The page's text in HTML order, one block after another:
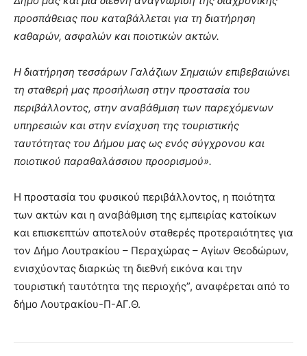
προσπάθειας που καταβάλλεται για τη διατήρηση
καθαρών, ασφαλών και ποιοτικών ακτών.
Η διατήρηση τεσσάρων Γαλάζιων Σημαιών επιβεβαιώνει
τη σταθερή μας προσήλωση στην προστασία του
περιβάλλοντος, στην αναβάθμιση των παρεχόμενων
υπηρεσιών και στην ενίσχυση της τουριστικής
ταυτότητας του Δήμου μας ως ενός σύγχρονου και
ποιοτικού παραθαλάσσιου προορισμού».
Η προστασία του φυσικού περιβάλλοντος, η ποιότητα
των ακτών και η αναβάθμιση της εμπειρίας κατοίκων
και επισκεπτών αποτελούν σταθερές προτεραιότητες για
τον Δήμο Λουτρακίου – Περαχώρας – Αγίων Θεοδώρων,
ενισχύοντας διαρκώς τη διεθνή εικόνα και την
τουριστική ταυτότητα της περιοχής”, αναφέρεται από το
δήμο Λουτρακίου-Π-ΑΓ.Θ.